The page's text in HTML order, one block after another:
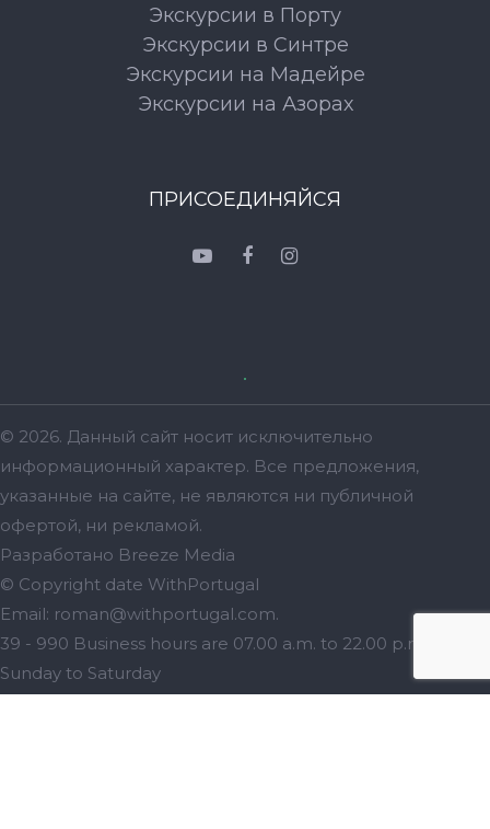
Экскурсии в Порту
Экскурсии в Синтре
Экскурсии на Мадейре
Экскурсии на Азорах
ПРИСОЕДИНЯЙСЯ
© 2026. Данный сайт носит исключительно
информационный характер. Bсе предложения,
указанные на сайте, не являются ни публичной
офертой, ни рекламой.
Разработано Breeze Media
© Copyright date WithPortugal
Email: roman@withportugal.com.
39 - 990 Business hours are 07.00 a.m. to 22.00 p.m.
Sunday to Saturday